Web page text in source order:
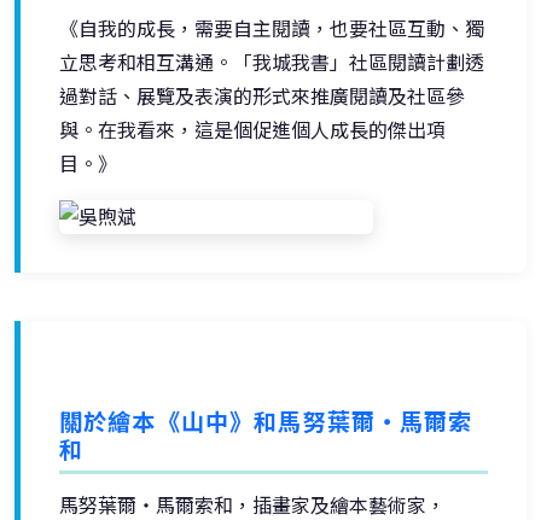
《自我的成長，需要自主閱讀，也要社區互動、獨
立思考和相互溝通。「我城我書」社區閱讀計劃透
過對話、展覽及表演的形式來推廣閱讀及社區參
與。在我看來，這是個促進個人成長的傑出項
目。》
關於繪本《山中》和馬努葉爾・馬爾索
和
馬努葉爾・馬爾索和，插畫家及繪本藝術家，